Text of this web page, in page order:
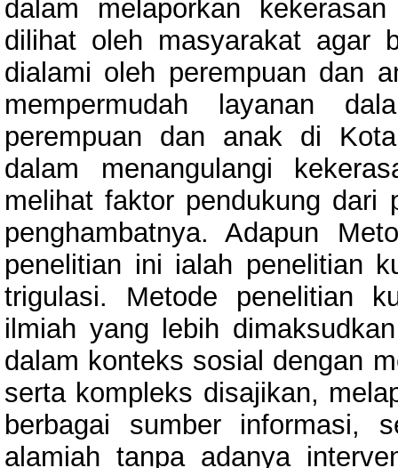
dalam melaporkan
dilihat oleh masyarakat agar
dialami oleh perempuan dan
mempermudah layanan
perempuan dan anak di
dalam menangulangi
melihat faktor pendukung dari
penghambatnya. Adapun
penelitian ini ialah penelitian
trigulasi. Metode penelitian
ilmiah yang lebih
dalam konteks sosial dengan
serta kompleks disajikan,
berbagai sumber informasi,
alamiah tanpa adanya